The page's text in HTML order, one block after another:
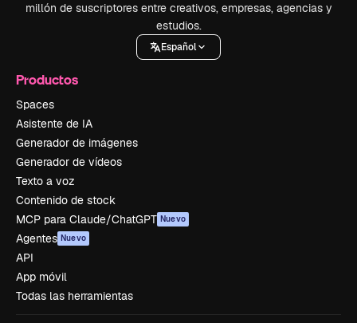
millón de suscriptores entre creativos, empresas, agencias y
estudios.
Español
Productos
Spaces
Asistente de IA
Generador de imágenes
Generador de vídeos
Texto a voz
Contenido de stock
MCP para Claude/ChatGPT Nuevo
Agentes Nuevo
API
App móvil
Todas las herramientas